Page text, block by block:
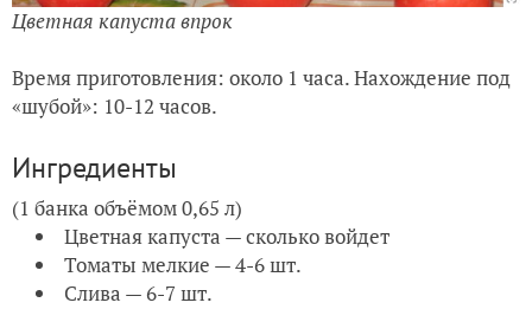
Цветная капуста впрок
Время приготовления: около 1 часа. Нахождение под
«шубой»: 10-12 часов.
Ингредиенты
(1 банка объёмом 0,65 л)
Цветная капуста — сколько войдет
Томаты мелкие — 4-6 шт.
Слива — 6-7 шт.